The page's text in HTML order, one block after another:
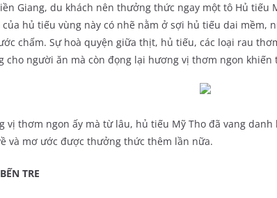
Giang, du khách nên thưởng thức ngay một tô Hủ tiếu
hủ tiếu vùng này có nhẽ nằm ở sợi hủ tiếu dai mềm,
chấm. Sự hoà quyện giữa thịt, hủ tiếu, các loại rau
cho người ăn mà còn đọng lại hương vị thơm ngon
vị thơm ngon ấy mà từ lâu, hủ tiếu Mỹ Tho đã vang danh
và mơ ước được thưởng thức thêm lần nữa.
TRE